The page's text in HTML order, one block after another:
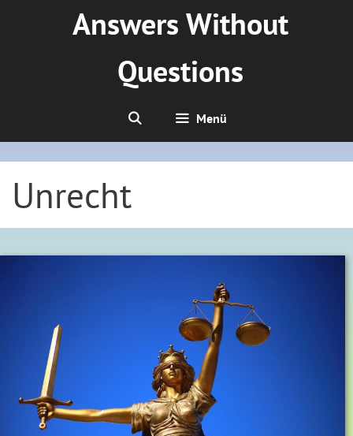
Answers Without
Questions
Menü
Unrecht